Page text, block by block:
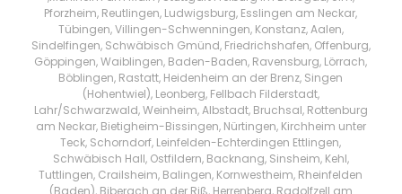
Pforzheim, Reutlingen, Ludwigsburg, Esslingen am Neckar,
Tübingen, Villingen-Schwenningen, Konstanz, Aalen,
Sindelfingen, Schwäbisch Gmünd, Friedrichshafen, Offenburg,
Göppingen, Waiblingen, Baden-Baden, Ravensburg, Lörrach,
Böblingen, Rastatt, Heidenheim an der Brenz, Singen
(Hohentwiel), Leonberg, Fellbach Filderstadt,
Lahr/Schwarzwald, Weinheim, Albstadt, Bruchsal, Rottenburg
am Neckar, Bietigheim-Bissingen, Nürtingen, Kirchheim unter
Teck, Schorndorf, Leinfelden-Echterdingen Ettlingen,
Schwäbisch Hall, Ostfildern, Backnang, Sinsheim, Kehl,
Tuttlingen, Crailsheim, Balingen, Kornwestheim, Rheinfelden
(Baden), Biberach an der Riß, Herrenberg, Radolfzell am